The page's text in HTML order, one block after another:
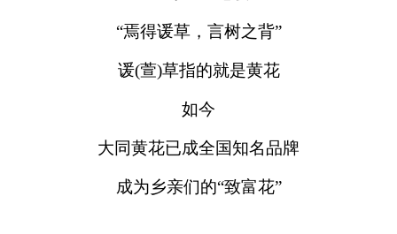
“焉得谖草，言树之背”
谖(萱)草指的就是黄花
如今
大同黄花已成全国知名品牌
成为乡亲们的“致富花”